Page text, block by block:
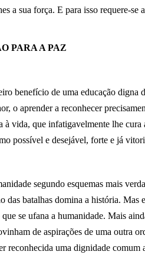
a sua força. E para isso requere-se
PARA A PAZ
benefício de uma educação digna
o aprender a reconhecer
vida, que infatigavelmente lhe cura
possível e desejável, forte e já
segundo esquemas mais
das batalhas domina a história. Mas
se ufana a humanidade. Mais
de aspirações de uma outra
reconhecida uma dignidade comum